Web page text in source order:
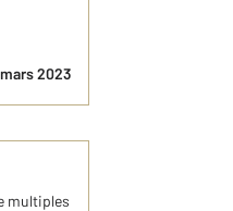
2023
multiples